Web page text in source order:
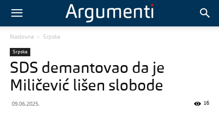
Naslovna Srpska
Srpska
SDS demantovao da je
Miličević lišen slobode
09.06.2025. 16